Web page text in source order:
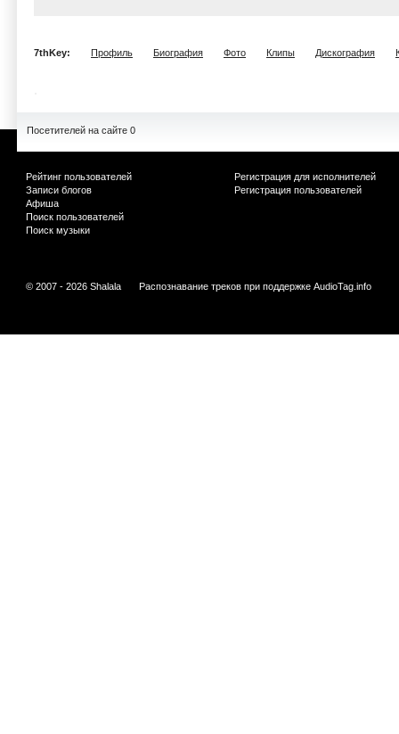
7thKey: Профиль Биография Фото Клипы Дискография
Посетителей на сайте 0
Рейтинг пользователей
Записи блогов
Афиша
Поиск пользователей
Поиск музыки
Регистрация для исполнителей
Регистрация пользователей
© 2007 - 2026 Shalala Распознавание треков при поддержке AudioTag.info